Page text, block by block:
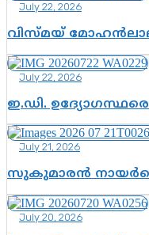
July 22, 2026
വിസ്മയ്
July 22, 2026
ഇ.ഡി.
July 21, 2026
സുകുമാരൻ
July 20, 2026